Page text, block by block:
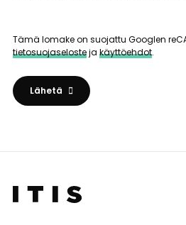
Tämä lomake on suojattu Googlen
tietosuojaselosteja käyttöehdot.
Lähetä